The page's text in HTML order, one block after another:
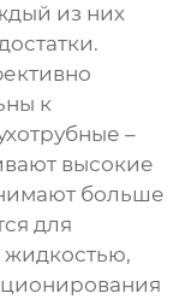
из них
к
–
высокие
больше
для
жидкостью,